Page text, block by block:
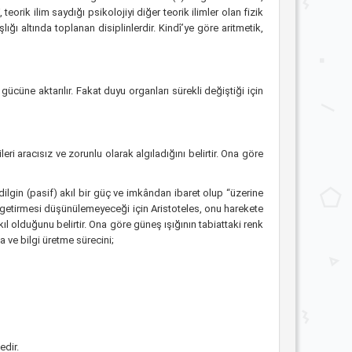
ilim saydığı psikolojiyi diğer teorik ilimler olan fizik
altında toplanan disiplinlerdir. Kindî’ye göre aritmetik,
aktarılır. Fakat duyu organları sürekli değiştiği için
ve zorunlu olarak algıladığını belirtir. Ona göre
(pasif) akıl bir güç ve imkândan ibaret olup “üzerine
düşünülemeyeceği için Aristoteles, onu harekete
belirtir. Ona göre güneş ışığının tabiattaki renk
ve bilgi üretme sürecini;